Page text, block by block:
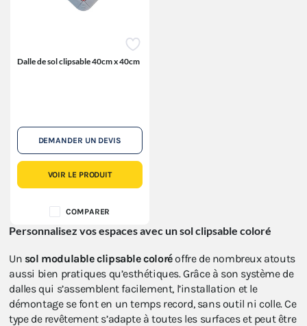
Dalle de sol clipsable 40cm x 40cm
DEMANDER UN DEVIS
VOIR LE PRODUIT
COMPARER
Personnalisez vos espaces avec un sol clipsable coloré
Un sol modulable clipsable coloréoffre de nombreux atouts
aussi bien pratiques qu’esthétiques. Grâce à son système de
dalles qui s’assemblent facilement, l’installation et le
démontage se font en un temps record, sans outil ni colle. Ce
type de revêtement s’adapte à toutes les surfaces et peut être